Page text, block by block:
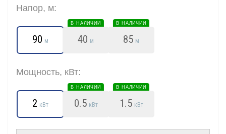
Напор, м:
90 м 40
В НАЛИЧИИ
м 85
В НАЛИЧИИ
м
Мощность, кВт:
2 кВт 0.5
В НАЛИЧИИ
кВт 1.5
В НАЛИЧИИ
кВт